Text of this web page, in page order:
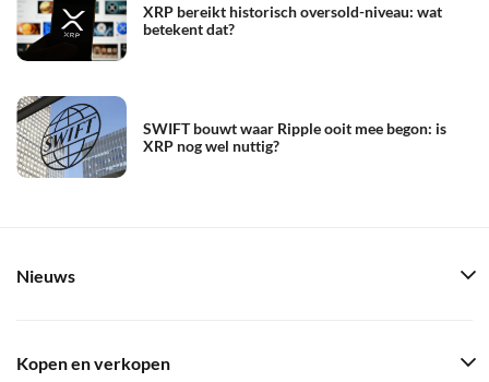
XRP bereikt historisch oversold-niveau: wat
betekent dat?
SWIFT bouwt waar Ripple ooit mee begon: is
XRP nog wel nuttig?
Nieuws
Kopen en verkopen